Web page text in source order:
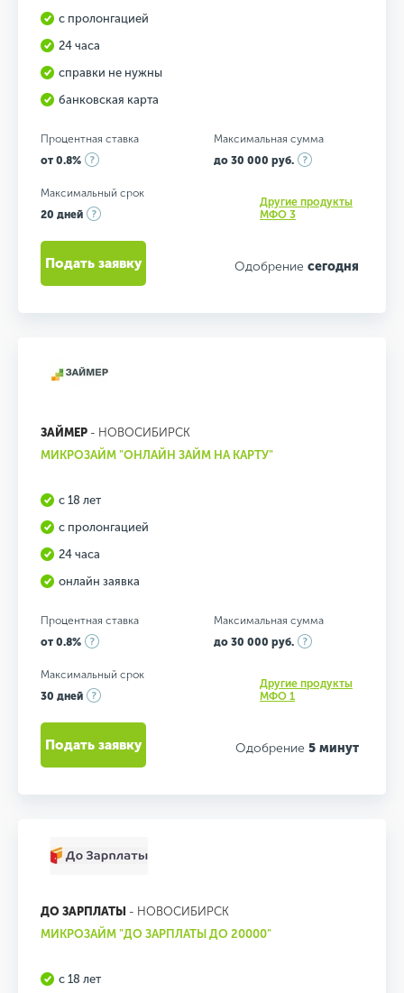
с пролонгацией
24 часа
справки не нужны
банковская карта
Процентная ставка
от 0.8%
Максимальная сумма
до 30 000 руб.
Максимальный срок
20 дней
Другие продукты
МФО 3
Одобрение сегодня
Подать заявку
ЗАЙМЕР - НОВОСИБИРСК
МИКРОЗАЙМ "ОНЛАЙН ЗАЙМ НА КАРТУ"
с 18 лет
с пролонгацией
24 часа
онлайн заявка
Процентная ставка
от 0.8%
Максимальная сумма
до 30 000 руб.
Максимальный срок
30 дней
Другие продукты
МФО 1
Одобрение 5 минут
Подать заявку
ДО ЗАРПЛАТЫ - НОВОСИБИРСК
МИКРОЗАЙМ "ДО ЗАРПЛАТЫ ДО 20000"
с 18 лет